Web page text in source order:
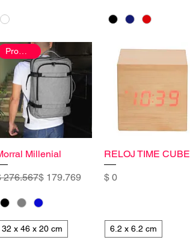
Promoción
Millenial
276.567de oferta
$ 179.769
32 x 46 x 20 cm
RELOJ TIME CUBE
Precio
$ 0
6.2 x 6.2 cm